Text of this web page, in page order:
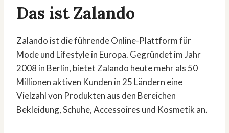
Das ist Zalando
Zalando ist die führende Online-Plattform für
Mode und Lifestyle in Europa. Gegründet im Jahr
2008 in Berlin, bietet Zalando heute mehr als 50
Millionen aktiven Kunden in 25 Ländern eine
Vielzahl von Produkten aus den Bereichen
Bekleidung, Schuhe, Accessoires und Kosmetik an.